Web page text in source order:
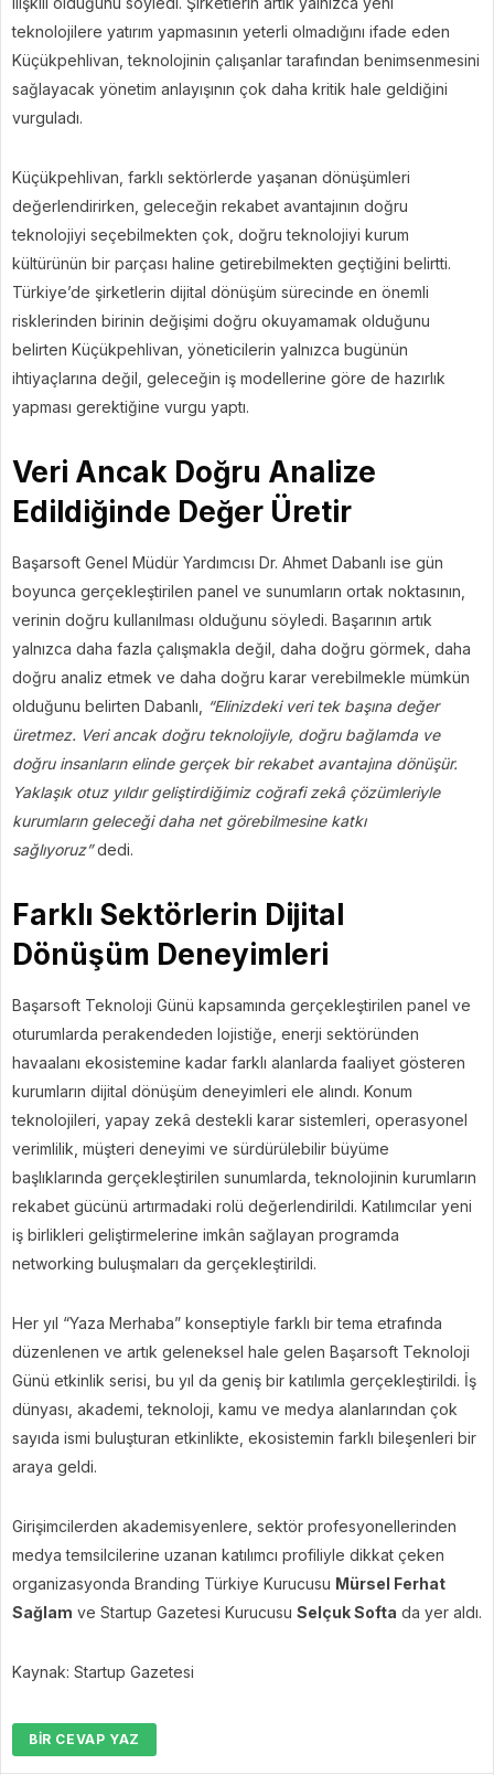
teknolojilere yatırım yapmasının yeterli olmadığını ifade eden
Küçükpehlivan, teknolojinin çalışanlar tarafından benimsenmesini
sağlayacak yönetim anlayışının çok daha kritik hale geldiğini
vurguladı.
Küçükpehlivan, farklı sektörlerde yaşanan dönüşümleri
değerlendirirken, geleceğin rekabet avantajının doğru
teknolojiyi seçebilmekten çok, doğru teknolojiyi kurum
kültürünün bir parçası haline getirebilmekten geçtiğini belirtti.
Türkiye’de şirketlerin dijital dönüşüm sürecinde en önemli
risklerinden birinin değişimi doğru okuyamamak olduğunu
belirten Küçükpehlivan, yöneticilerin yalnızca bugünün
ihtiyaçlarına değil, geleceğin iş modellerine göre de hazırlık
yapması gerektiğine vurgu yaptı.
Veri Ancak Doğru Analize
Edildiğinde Değer Üretir
Başarsoft Genel Müdür Yardımcısı Dr. Ahmet Dabanlı ise gün
boyunca gerçekleştirilen panel ve sunumların ortak noktasının,
verinin doğru kullanılması olduğunu söyledi. Başarının artık
yalnızca daha fazla çalışmakla değil, daha doğru görmek, daha
doğru analiz etmek ve daha doğru karar verebilmekle mümkün
olduğunu belirten Dabanlı,
“Elinizdeki veri tek başına değer
üretmez. Veri ancak doğru teknolojiyle, doğru bağlamda ve
doğru insanların elinde gerçek bir rekabet avantajına dönüşür.
Yaklaşık otuz yıldır geliştirdiğimiz coğrafi zekâ çözümleriyle
kurumların geleceği daha net görebilmesine katkı
sağlıyoruz”dedi.
Farklı Sektörlerin Dijital
Dönüşüm Deneyimleri
Başarsoft Teknoloji Günü kapsamında gerçekleştirilen panel ve
oturumlarda perakendeden lojistiğe, enerji sektöründen
havaalanı ekosistemine kadar farklı alanlarda faaliyet gösteren
kurumların dijital dönüşüm deneyimleri ele alındı. Konum
teknolojileri, yapay zekâ destekli karar sistemleri, operasyonel
verimlilik, müşteri deneyimi ve sürdürülebilir büyüme
başlıklarında gerçekleştirilen sunumlarda, teknolojinin kurumların
rekabet gücünü artırmadaki rolü değerlendirildi. Katılımcılar yeni
iş birlikleri geliştirmelerine imkân sağlayan programda
networking buluşmaları da gerçekleştirildi.
Her yıl “Yaza Merhaba” konseptiyle farklı bir tema etrafında
düzenlenen ve artık geleneksel hale gelen Başarsoft Teknoloji
Günü etkinlik serisi, bu yıl da geniş bir katılımla gerçekleştirildi. İş
dünyası, akademi, teknoloji, kamu ve medya alanlarından çok
sayıda ismi buluşturan etkinlikte, ekosistemin farklı bileşenleri bir
araya geldi.
Girişimcilerden akademisyenlere, sektör profesyonellerinden
medya temsilcilerine uzanan katılımcı profiliyle dikkat çeken
organizasyonda Branding Türkiye Kurucusu Mürsel Ferhat
Sağlam ve Startup Gazetesi Kurucusu Selçuk Softa da yer aldı.
Kaynak: Startup Gazetesi
BIR CEVAP YAZ